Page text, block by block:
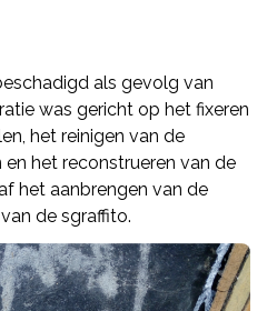
als gevolg van
was gericht op het fixeren
het reinigen van de
het reconstrueren van de
het aanbrengen van de
de sgraffito.